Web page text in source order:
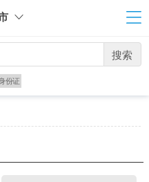
搜索
份证